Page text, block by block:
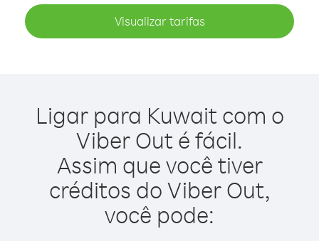
Visualizar tarifas
Ligar para Kuwait com o
Viber Out é fácil.
Assim que você tiver
créditos do Viber Out,
você pode: